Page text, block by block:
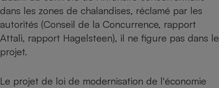
dans les zones de chalandises, réclamé par les
autorités (Conseil de la Concurrence, rapport
Attali, rapport Hagelsteen), il ne figure pas dans le
projet.
Le projet de loi de modernisation de l'économie
bouteille
Téléviseur
Antimoustique